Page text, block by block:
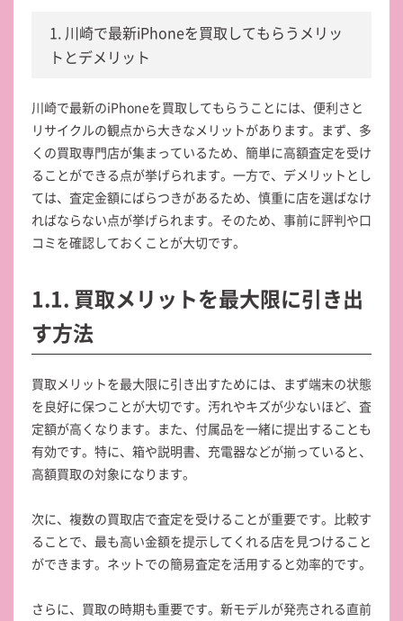
1. 川崎で最新iPhoneを買取してもらうメリッ
トとデメリット
川崎で最新のiPhoneを買取してもらうことには、便利さと
リサイクルの観点から大きなメリットがあります。まず、多
くの買取専門店が集まっているため、簡単に高額査定を受け
ることができる点が挙げられます。一方で、デメリットとし
ては、査定金額にばらつきがあるため、慎重に店を選ばなけ
ればならない点が挙げられます。そのため、事前に評判や口
コミを確認しておくことが大切です。
1.1. 買取メリットを最大限に引き出
す方法
買取メリットを最大限に引き出すためには、まず端末の状態
を良好に保つことが大切です。汚れやキズが少ないほど、査
定額が高くなります。また、付属品を一緒に提出することも
有効です。特に、箱や説明書、充電器などが揃っていると、
高額買取の対象になります。
次に、複数の買取店で査定を受けることが重要です。比較す
ることで、最も高い金額を提示してくれる店を見つけること
ができます。ネットでの簡易査定を活用すると効率的です。
さらに、買取の時期も重要です。新モデルが発売される直前